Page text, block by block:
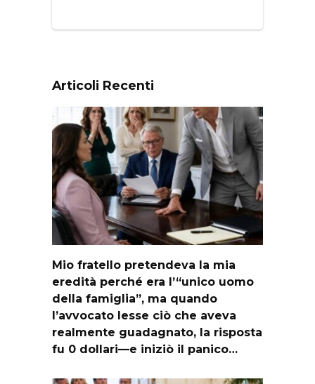
Articoli Recenti
Mio fratello pretendeva la mia
eredità perché era l’“unico uomo
della famiglia”, ma quando
l’avvocato lesse ciò che aveva
realmente guadagnato, la risposta
fu 0 dollari—e iniziò il panico…